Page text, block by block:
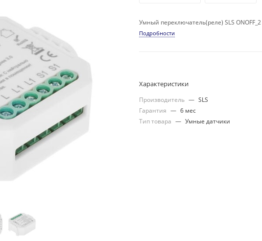
Умный переключатель(реле) SLS
Подробности
Характеристики
Производитель — SLS
Гарантия — 6 мес
Тип товара — Умные датчики